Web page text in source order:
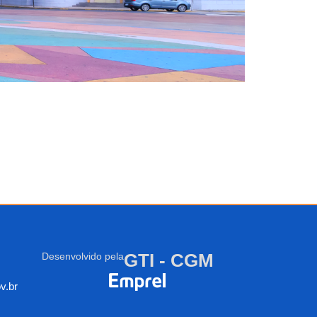
Desenvolvido pelaGTI - CGM